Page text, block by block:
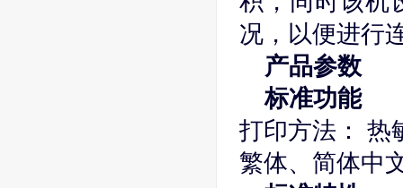
况，以便进行
产品参数
标准功能
打印方法： 热
繁体、简体中